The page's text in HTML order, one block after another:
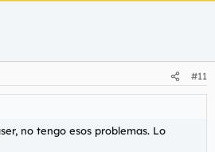
#11
no tengo esos problemas. Lo